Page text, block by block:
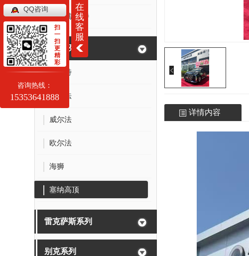
奔驰·斯宾特
丰田系列
考斯特
埃尔法
威尔法
欧尔法
海狮
塞纳高顶
雷克萨斯系列
别克系列
详情内容
在
线
客
服
QQ咨询
扫
一
扫
更
精
彩
咨询热线：
15353641888